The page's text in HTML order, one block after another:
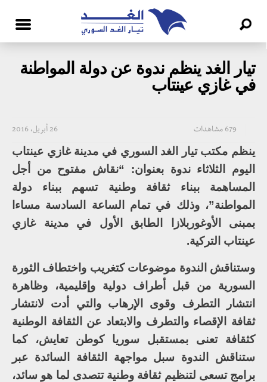
تيار الغد ينظم ندوة عن دولة المواطنة
في غازي عينتاب
26 أبريل، 2016 679 مشاهدات
ينظم مكتب تيار الغد السوري في مدينة غازي عينتاب
اليوم الثلاثاء ندوة بعنوان: “نقاش مفتوح من أجل
المساهمة ببناء ثقافة وطنية تسهم ببناء دولة
المواطنة”، وذلك في تمام الساعة السادسة مساءا
بمبنى الأوغوربلازا الطابق الأول في مدينة غازي
عينتاب التركية.
وستناقش الندوة موضوعات كتغريب واختطاف الثورة
السورية من قبل أطراف دولية وإقليمية، وظاهرة
انتشار التطرف وقوى الإرهاب والتي أدت لانتشار
ثقافة الإقصاء والتطرف والابتعاد عن الثقافة الوطنية
كثقافة تعنى بمستقبل سوريا كوطن تعايش، كما
ستناقش الندوة سبل مواجهة الثقافة السائدة عبر
برامج تسعى لتنظيم ثقافة وطنية تتصدى لما هو سائد،